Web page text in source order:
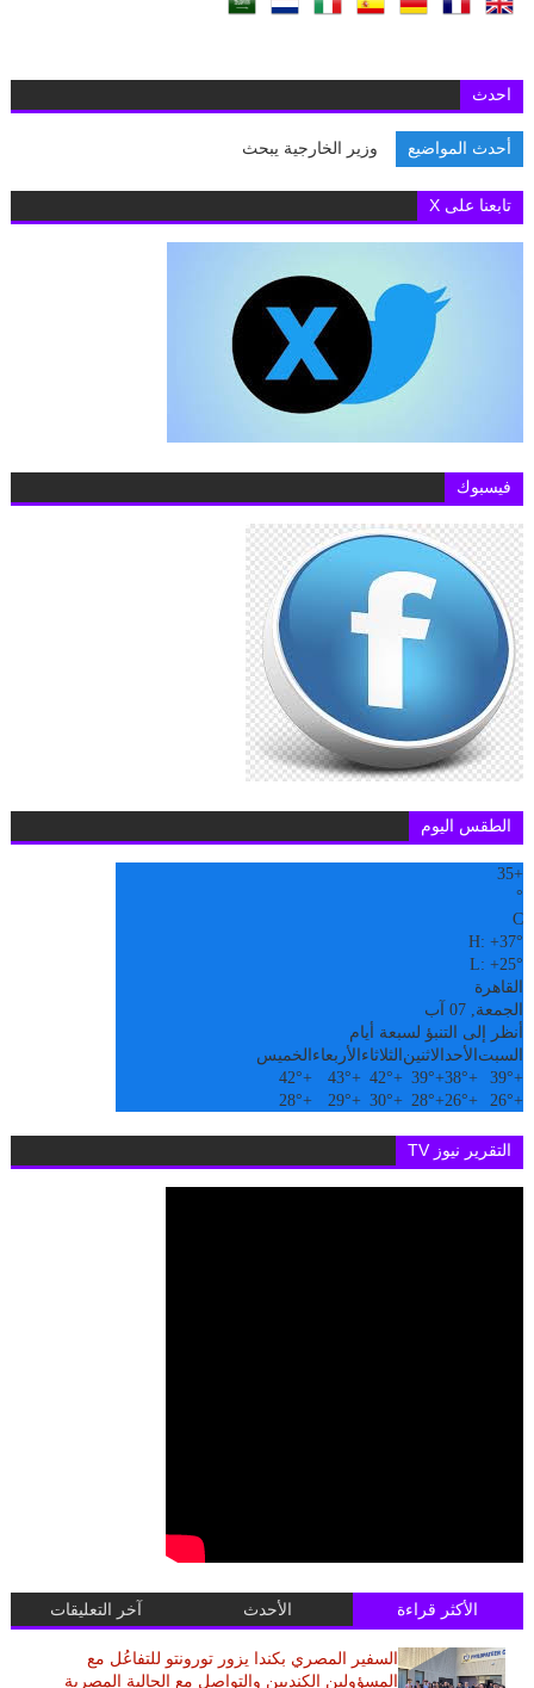
احدث
أحدث المواضيع وزير الخارجية يبحث مع رئيس
تابعنا على X
فيسبوك
الطقس اليوم
+
35
°
C
H:+37°
L:+25°
القاهرة
الجمعة, 07 آب
أنظر إلى التنبؤ لسبعة أيام
السبت الأحدالاثنين الثلاثاء الأربعاء الخميس
+
39°
+
38°
+
39°
+
42°
+
43°
+
42°
+
26°
+
26°
+
28°
+
30°
+
29°
+
28°
التقرير نيوز TV
الأكثر قراءة الأحدث آخر التعليقات
السفير المصري بكندا يزور تورونتو للتفاعُل مع
المسؤولين الكنديين والتواصل مع الجالية المصرية